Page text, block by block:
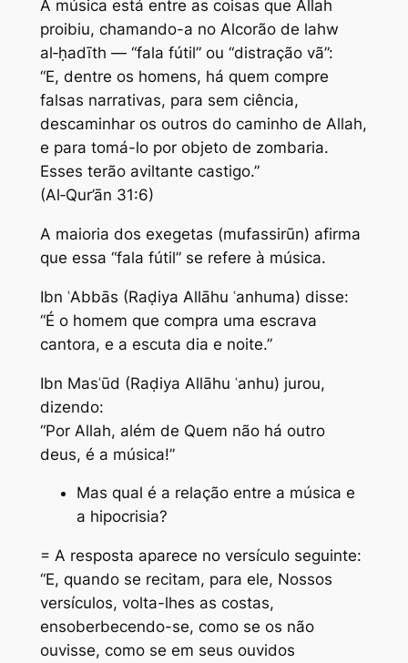
A música está entre as coisas que Allah
proibiu, chamando-a no Alcorão de lahw
al‑ḥadīth — “fala fútil” ou “distração vã”:
“E, dentre os homens, há quem compre
falsas narrativas, para sem ciência,
descaminhar os outros do caminho de Allah,
e para tomá-lo por objeto de zombaria.
Esses terão aviltante castigo.”
(Al‑Qur’ān 31:6)
A maioria dos exegetas (mufassirūn) afirma
que essa “fala fútil” se refere à música.
Ibn ʿAbbās (Raḍiya Allāhu ʿanhuma) disse:
“É o homem que compra uma escrava
cantora, e a escuta dia e noite.”
Ibn Masʿūd (Raḍiya Allāhu ʿanhu) jurou,
dizendo:
“Por Allah, além de Quem não há outro
deus, é a música!”
Mas qual é a relação entre a música e
a hipocrisia?
= A resposta aparece no versículo seguinte:
“E, quando se recitam, para ele, Nossos
versículos, volta-lhes as costas,
ensoberbecendo-se, como se os não
ouvisse, como se em seus ouvidos